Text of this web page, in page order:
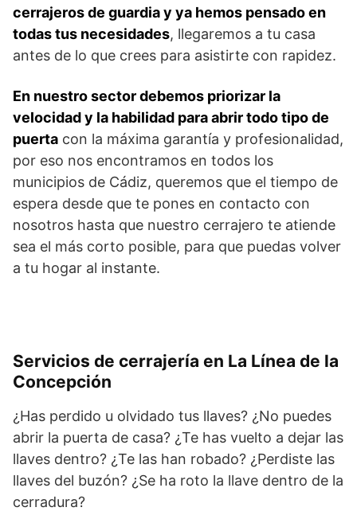
cerrajeros de guardia y ya hemos pensado en
todas tus necesidades, llegaremos a tu casa
antes de lo que crees para asistirte con rapidez.
En nuestro sector debemos priorizar la
velocidad y la habilidad para abrir todo tipo de
puerta con la máxima garantía y profesionalidad,
por eso nos encontramos en todos los
municipios de Cádiz, queremos que el tiempo de
espera desde que te pones en contacto con
nosotros hasta que nuestro cerrajero te atiende
sea el más corto posible, para que puedas volver
a tu hogar al instante.
Servicios de cerrajería en La Línea de la
Concepción
¿Has perdido u olvidado tus llaves? ¿No puedes
abrir la puerta de casa? ¿Te has vuelto a dejar las
llaves dentro? ¿Te las han robado? ¿Perdiste las
llaves del buzón? ¿Se ha roto la llave dentro de la
cerradura?